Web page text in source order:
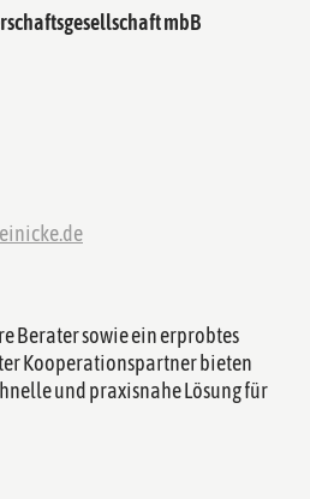
mbB
Berater sowie ein erprobtes
Kooperationspartner bieten
und praxisnahe Lösung für